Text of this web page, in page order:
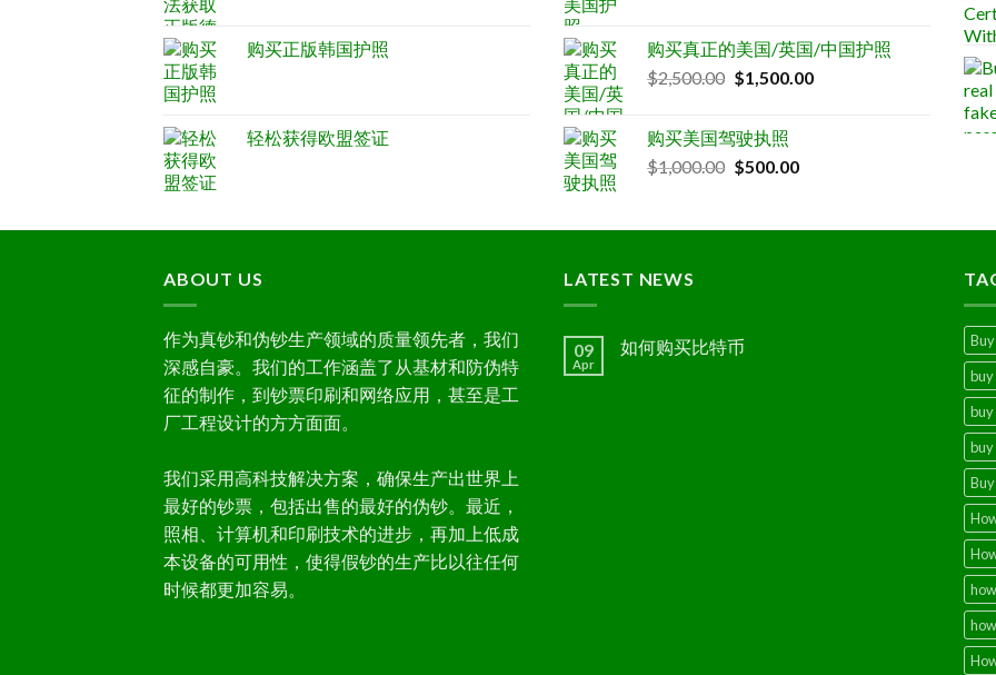
购买正版韩国护照
轻松获得欧盟签证
购买真正的美国/英国/中国护照
$2,500.00 Original
$2,500.00.
$1,500.00Current
购买美国驾驶执照
$1,000.00 Original
$1,000.00.
$500.00Current
$500.00.
ABOUT US
作为真钞和伪钞生产领域的质量领先者，我们
深感自豪。我们的工作涵盖了从基材和防伪特
征的制作，到钞票印刷和网络应用，甚至是工
厂工程设计的方方面面。
我们采用高科技解决方案，确保生产出世界上
最好的钞票，包括出售的最好的伪钞。最近，
照相、计算机和印刷技术的进步，再加上低成
本设备的可用性，使得假钞的生产比以往任何
时候都更加容易。
LATEST NEWS
09
Apr
如何购买比特币
buy
buy